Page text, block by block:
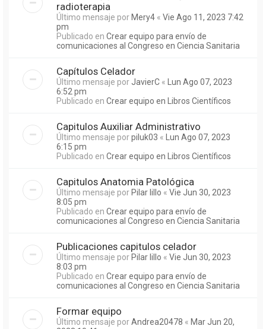
radioterapia
Último mensaje por Mery4 « Vie Ago 11, 2023 7:42
pm
Publicado en Crear equipo para envío de
comunicaciones al Congreso en Ciencia Sanitaria
Capítulos Celador
Último mensaje por JavierC « Lun Ago 07, 2023
6:52 pm
Publicado en Crear equipo en Libros Científicos
Capitulos Auxiliar Administrativo
Último mensaje porpiluk03 « Lun Ago 07, 2023
6:15 pm
Publicado en Crear equipo en Libros Científicos
Capitulos Anatomia Patológica
Último mensaje por Pilar lillo « Vie Jun 30, 2023
8:05 pm
Publicado en Crear equipo para envío de
comunicaciones al Congreso en Ciencia Sanitaria
Publicaciones capitulos celador
Último mensaje por Pilar lillo « Vie Jun 30, 2023
8:03 pm
Publicado en Crear equipo para envío de
comunicaciones al Congreso en Ciencia Sanitaria
Formar equipo
Último mensaje porAndrea20478 « Mar Jun 20,